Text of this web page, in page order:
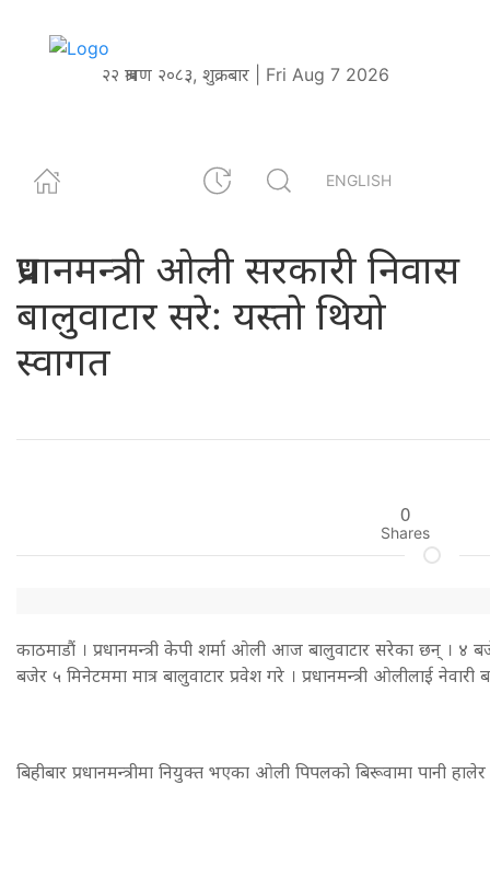
२२ श्रावण २०८३, शुक्रबार | Fri Aug 7 2026
ENGLISH
प्रधानमन्त्री ओली सरकारी निवास
बालुवाटार सरे: यस्तो थियो
स्वागत
0
Shares
काठमाडौं । प्रधानमन्त्री केपी शर्मा ओली आज बालुवाटार सरेका छन् । ४ बजे
बजेर ५ मिनेटममा मात्र बालुवाटार प्रवेश गरे । प्रधानमन्त्री ओलीलाई नेवारी
बिहीबार प्रधानमन्त्रीमा नियुक्त भएका ओली पिपलको बिरूवामा पानी